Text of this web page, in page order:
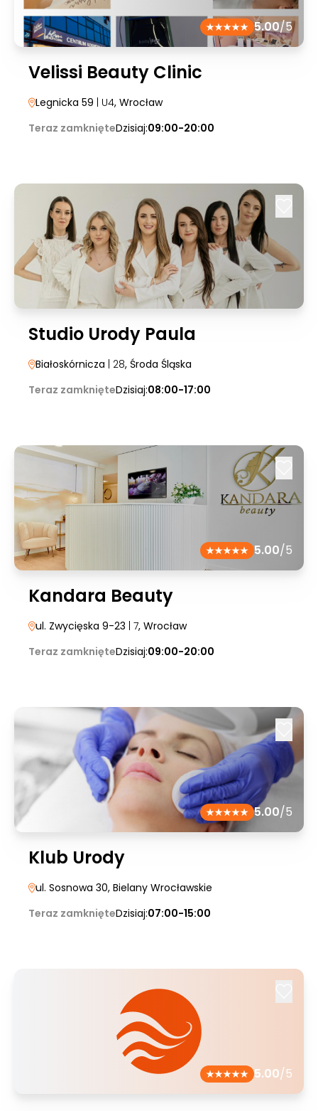
5.00/5
Velissi Beauty Clinic
Legnicka 59 | U4, Wrocław
Teraz zamknięteDzisiaj:09:00-20:00
Studio Urody Paula
Białoskórnicza | 28, Środa Śląska
Teraz zamknięteDzisiaj:08:00-17:00
5.00/5
Kandara Beauty
ul. Zwycięska 9-23 | 7, Wrocław
Teraz zamknięteDzisiaj:09:00-20:00
5.00/5
Klub Urody
ul. Sosnowa 30, Bielany Wrocławskie
Teraz zamknięteDzisiaj:07:00-15:00
5.00/5